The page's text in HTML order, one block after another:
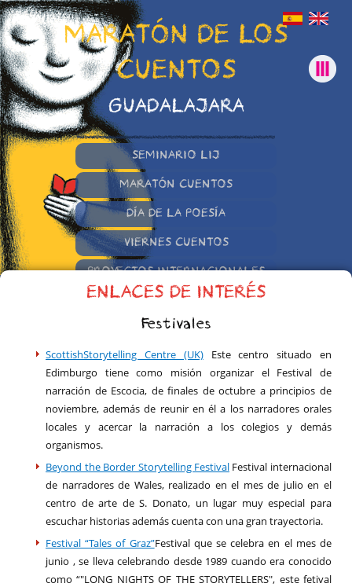
MARATÓN DE LOS
CUENTOS
GUADALAJARA
SEMINARIO LIJ
MARATÓN CUENTOS
DÍA DE LA POESÍA
VIERNES CUENTOS
PROYECTOS INTERNACIONALES
OTRAS INICIATIVAS
ENLACES DE INTERÉS
Festivales
ScottishStorytelling Centre (UK)Este centro situado en
Edimburgo tiene como misión organizar el Festival de
narración de Escocia, de finales de octubre a principios de
noviembre, además de reunir en él a los narradores orales
locales y acercar la narración a los colegios y demás
organismos.
Beyond the Border Storytelling FestivalFestival internacional
de narradores de Wales, realizado en el mes de julio en el
centro de arte de S. Donato, un lugar muy especial para
escuchar historias además cuenta con una gran trayectoria.
Festival “Tales of Graz”Festival que se celebra en el mes de
junio , se lleva celebrando desde 1989 cuando era conocido
como “"LONG NIGHTS OF THE STORYTELLERS", este fetival